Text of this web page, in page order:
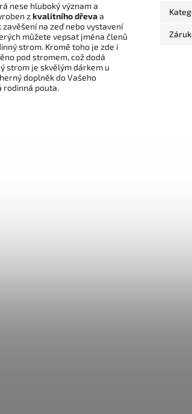
nese hluboký význam a
zkvalitního dřevaa
zavěšení na zeď nebo vystavení
můžete vepsat jména členů
strom. Kromě toho je zde i
pod stromem, což dodá
strom je skvělým dárkem u
doplněk do Vašeho
rodinná pouta.